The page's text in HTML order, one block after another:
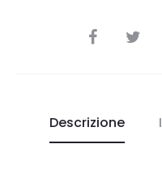
CONDIVIDI
Descrizione